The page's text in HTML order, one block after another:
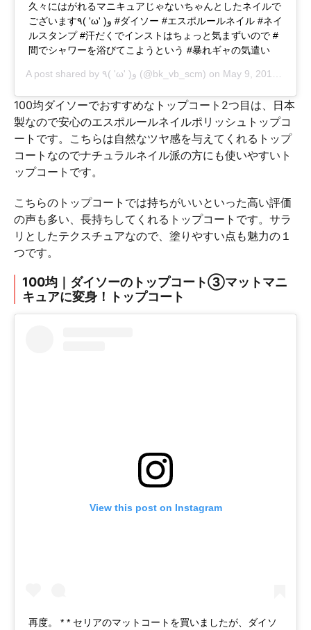
久々にはがれるマニキュアじゃないちゃんとしたネイルで
ございます٩( 'ω' )و #ダイソー #エスポルールネイル #ネイ
ルスタンプ #汗だくでインストはちょっと気まずいので #
間でシャワーを浴びてこようという #暴れギャの気遣い
A post shared by ٩( 'ω' )و (@bk_vb_scm) on May 9, 2018 at 5:30am PDT
100均ダイソーでおすすめなトップコート2つ目は、日本
製なので安心のエスポルールネイルポリッシュトップコ
ートです。こちらは自然なツヤ感を与えてくれるトップ
コートなのでナチュラルネイル派の方にも使いやすいト
ップコートです。
こちらのトップコートでは持ちがいいといった高い評価
の声も多い、長持ちしてくれるトップコートです。サラ
リとしたテクスチュアなので、塗りやすい点も魅力の１
つです。
100均｜ダイソーのトップコート③マットマニ
キュアに変身！トップコート
View this post on Instagram
再度。 * * セリアのマットコートを買いましたが、ダイソ